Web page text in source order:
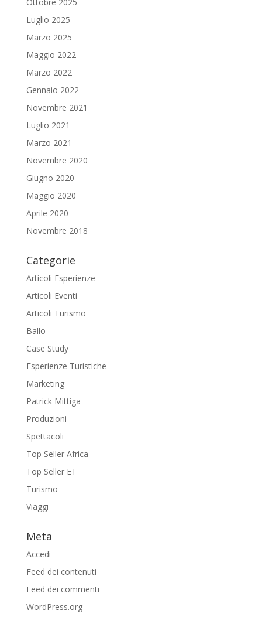
Luglio 2025
Marzo 2025
Maggio 2022
Marzo 2022
Gennaio 2022
Novembre 2021
Luglio 2021
Marzo 2021
Novembre 2020
Giugno 2020
Maggio 2020
Aprile 2020
Novembre 2018
Categorie
Articoli Esperienze
Articoli Eventi
Articoli Turismo
Ballo
Case Study
Esperienze Turistiche
Marketing
Patrick Mittiga
Produzioni
Spettacoli
Top Seller Africa
Top Seller ET
Turismo
Viaggi
Meta
Accedi
Feed dei contenuti
Feed dei commenti
WordPress.org